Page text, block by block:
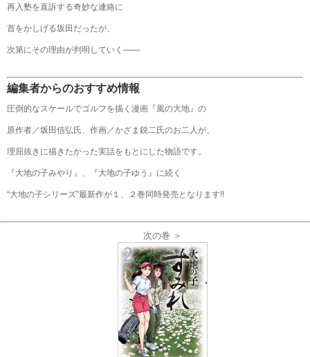
再入塾を直訴する奇妙な連絡に
首をかしげる坂田だったが、
次第にその理由が判明していく――
編集者からのおすすめ情報
圧倒的なスケールでゴルフを描く漫画『風の大地』の
原作者／坂田信弘氏、作画／かざま鋭二氏のお二人が、
理屈抜きに描きたかった実話をもとにした物語です。
『大地の子みやり』、『大地の子ゆう』に続く
“大地の子シリーズ”最新作が１、２巻同時発売となります!!
次の巻 ＞